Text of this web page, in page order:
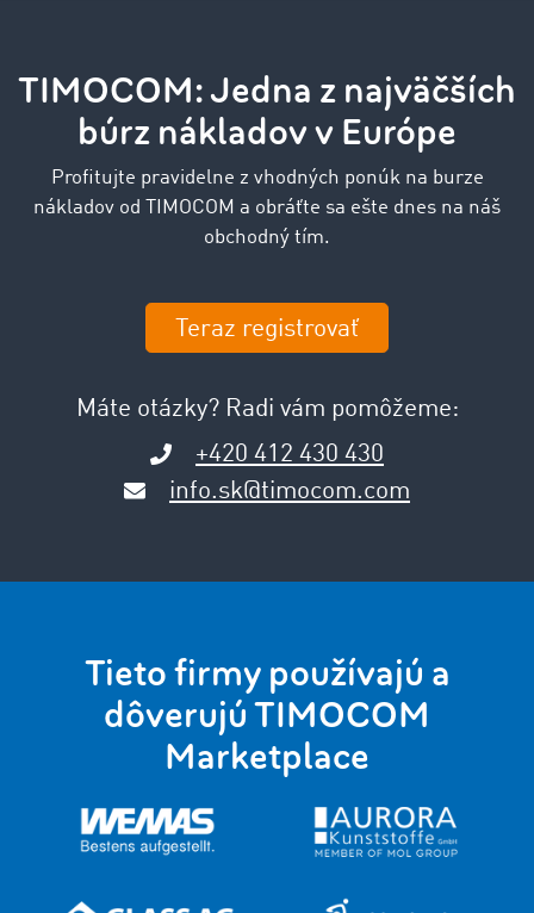
TIMOCOM: Jedna z najväčších
búrz nákladov v Európe
Profitujte pravidelne z vhodných ponúk na burze
nákladov od TIMOCOM a obráťte sa ešte dnes na náš
obchodný tím.
Teraz registrovať
Máte otázky? Radi vám pomôžeme:
+420 412 430 430
info.sk@timocom.com
Tieto firmy používajú a
dôverujú TIMOCOM
Marketplace